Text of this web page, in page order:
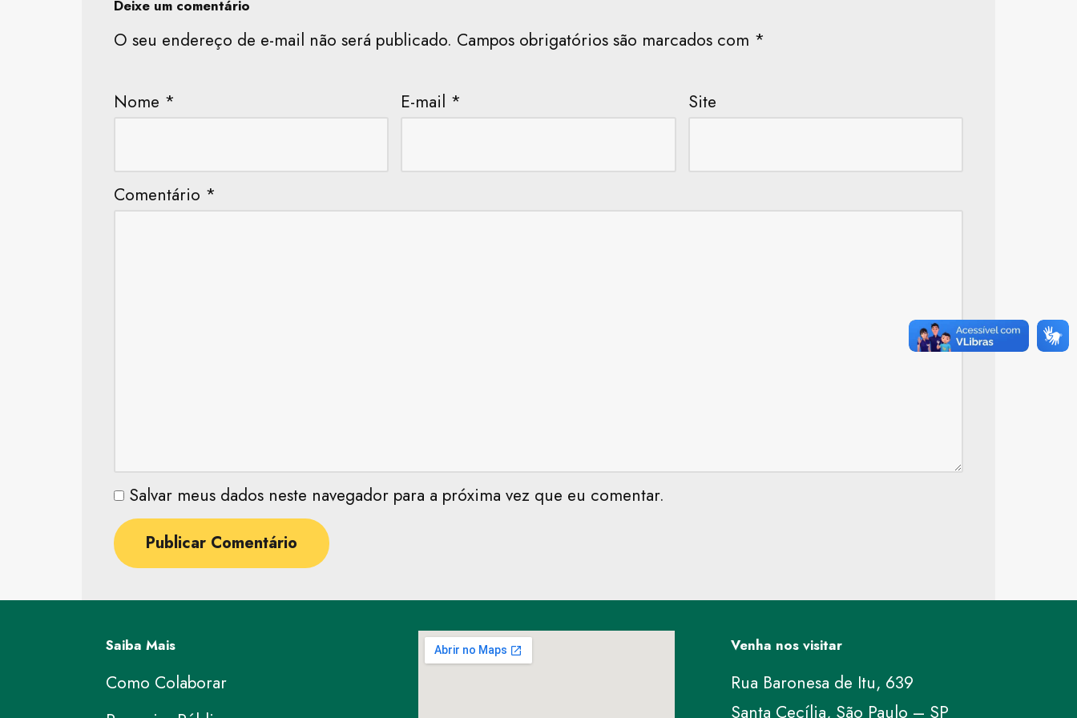
Deixe um comentário
O seu endereço de e-mail não será publicado. Campos obrigatórios são marcados com *
Nome * E-mail * Site
Comentário *
Salvar meus dados neste navegador para a próxima vez que eu comentar.
Saiba Mais
Como Colaborar
Venha nos visitar
Rua Baronesa de Itu, 639
Santa Cecília, São Paulo – SP